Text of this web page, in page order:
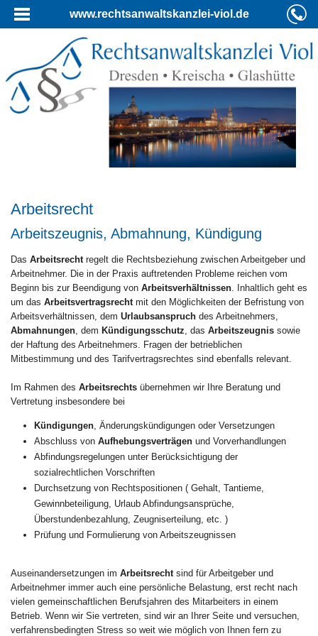
www.rechtsanwaltskanzlei-viol.de
Arbeitsrecht
Arbeitszeugnis, Abmahnung, Kündigung
Das Arbeitsrecht regelt die Rechtsbeziehung zwischen Arbeitgeber und
Arbeitnehmer. Die in der Praxis auftretenden Probleme reichen vom
Beginn bis zur Beendigung von Arbeitsverhältnissen . Inhaltlich geht es
um das Arbeitsvertragsrecht mit den Möglichkeiten der Befristung von
Arbeitsverhältnissen, dem Urlaubsanspruch des Arbeitnehmers,
Abmahnungen , dem Kündigungsschutz , das Arbeitszeugnis sowie
der Haftung des Arbeitnehmers. Fragen der betrieblichen
Mitbestimmung und des Tarifvertragsrechtes sind ebenfalls relevant.
Im Rahmen des Arbeitsrechts übernehmen wir Ihre Beratung und
Vertretung insbesondere bei
Kündigungen, Änderungskündigungen oder Versetzungen
Abschluss von Aufhebungsverträgenund Vorverhandlungen
Abfindungsregelungen unter Berücksichtigung der
sozialrechtlichen Vorschriften
Durchsetzung von Rechtspositionen ( Gehalt, Tantieme,
Gewinnbeteiligung, Urlaub Abfindungsansprüche,
Überstundenbezahlung, Zeugniserteilung, etc. )
Prüfung und Formulierung von Arbeitszeugnissen
Auseinandersetzungen im Arbeitsrecht sind für Arbeitgeber und
Arbeitnehmer immer auch eine persönliche Belastung, erst recht nach
vielen gemeinschaftlichen Berufsjahren des Mitarbeiters in einem
Betrieb. Wenn wir Sie vertreten, sind wir an Ihrer Seite und versuchen,
verfahrensbedingten Stress so weit wie möglich von Ihnen fern zu